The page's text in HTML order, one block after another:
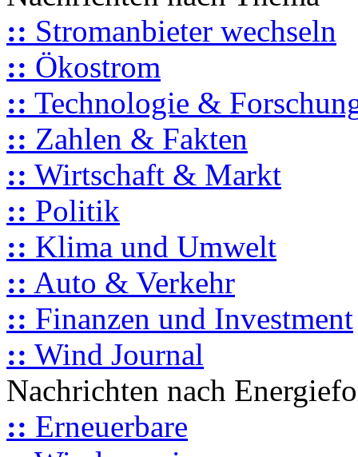
:: Stromanbieter wechseln
:: Ökostrom
:: Technologie &
:: Zahlen & Fakten
:: Wirtschaft & Markt
:: Politik
:: Klima und Umwelt
:: Auto & Verkehr
:: Finanzen und Investment
:: Wind Journal
Nachrichten nach
:: Erneuerbare